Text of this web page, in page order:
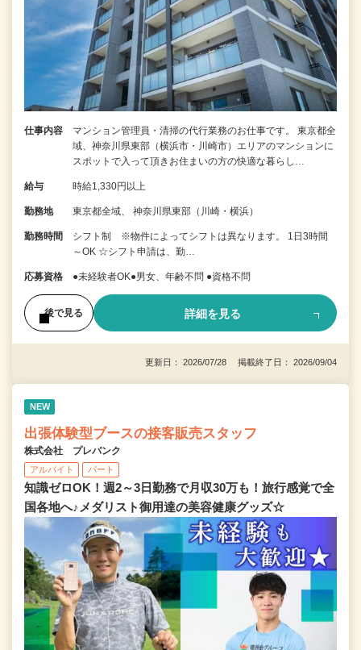
仕事内容
マンション管理員・清掃の代行業務のお仕事です。 東京都全
域、神奈川県東部（横浜市・川崎市）エリアのマンションに
スポットで入って頂きお住まいの方の快適な暮らし…
給与 時給1,330円以上
勤務地 東京都全域、 神奈川県東部（川崎・横浜）
勤務時間
シフト制 ※物件によってシフトは異なります。 1日3時間
～OK ☆シフト申請は、勤…
応募資格 ●未経験者OK●男女、年齢不問 ●資格不問
後で見る 詳細を見る
更新日： 2026/07/28 掲載終了日： 2026/09/04
NEW
出張体験型ブースの接客販売スタッフ
株式会社 プレバンク
アルバイト パート
知識ゼロOK！週2～3日勤務で月収30万も！旅行感覚で全
国各地へ♪メダリスト御用達の美容健康グッズ☆